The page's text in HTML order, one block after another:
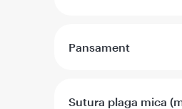
Pansament
Sutura plaga mica